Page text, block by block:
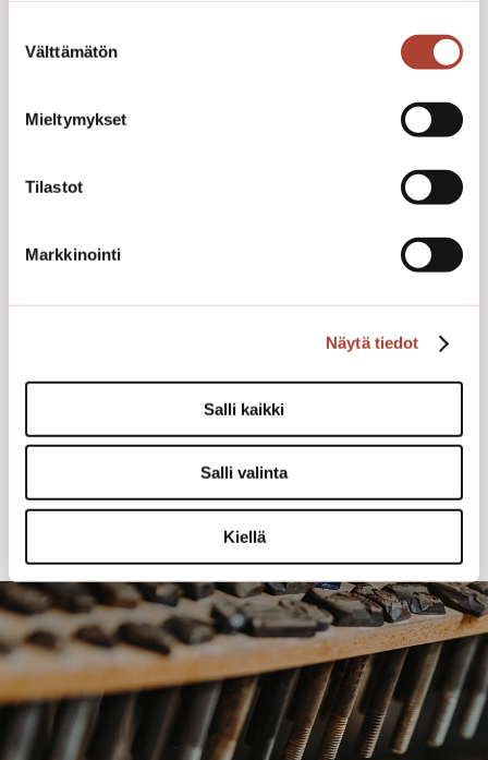
valinta
Välttämätön
Mieltymykset
Tilastot
Markkinointi
Näytä tiedot
Salli kaikki
Salli valinta
Kiellä
NAPPIMALLI